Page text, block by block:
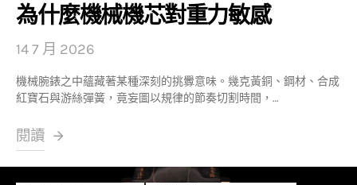
為什麼機械機芯對重力敏感
14 7 月 2026
機械腕錶之中蘊藏著某種深刻的挑釁意味。幾克黃銅、鋼材、合成
紅寶石與游絲彈簧，竟妄圖以規律的節奏切割時間，…
閱讀